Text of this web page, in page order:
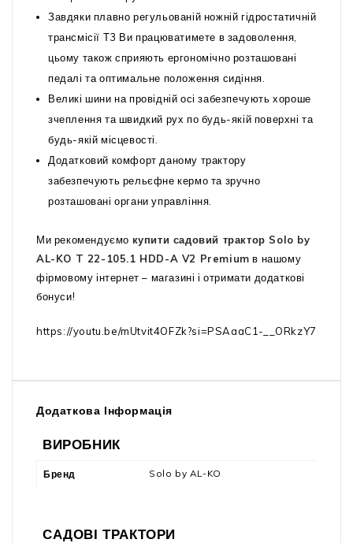
Завдяки плавно регульованій ножній гідростатичній
трансмісії Т3 Ви працюватимете в задоволення,
цьому також сприяють ергономічно розташовані
педалі та оптимальне положення сидіння.
Великі шини на провідній осі забезпечують хороше
зчеплення та швидкий рух по будь-якій поверхні та
будь-якій місцевості.
Додатковий комфорт даному трактору
забезпечують рельєфне кермо та зручно
розташовані органи управління.
Ми рекомендуємо купити садовий трактор Solo by
AL-KO T 22-105.1 HDD-A V2 Premium в нашому
фірмовому інтернет – магазині і отримати додаткові
бонуси!
https://youtu.be/mUtvit4OFZk?si=PSAaaC1-__ORkzY7
Додаткова Інформація
ВИРОБНИК
Бренд Solo by AL-KO
САДОВІ ТРАКТОРИ